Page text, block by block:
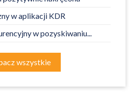
w aplikacji KDR
w pozyskiwaniu...
wszystkie